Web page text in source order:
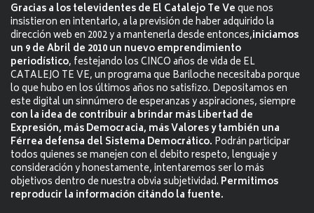
Gracias a los televidentes de El Catalejo Te Veque nos
insistieron en intentarlo, a la previsión de haber adquirido la
dirección web en 2002 y a mantenerla desde entonces,iniciamos
un 9 de Abril de 2010 un nuevo emprendimiento
periodístico, festejando los CINCO años de vida de EL
CATALEJO TE VE, un programa que Bariloche necesitaba porque
lo que hubo en los últimos años no satisfizo. Depositamos en
este digital un sinnúmero de esperanzas y aspiraciones, siempre
con la idea de contribuir a brindar más Libertad de
Expresión, más Democracia, más Valores y también una
Férrea defensa del Sistema Democrático. Podrán participar
todos quienes se manejen con el debito respeto, lenguaje y
consideración y honestamente, intentaremos ser lo más
objetivos dentro de nuestra obvia subjetividad. Permitimos
reproducir la información citándo la fuente.